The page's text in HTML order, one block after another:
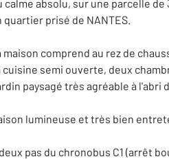
calme absolu, sur une parcelle
quartier prisé de NANTES.
maison comprend au rez de
cuisine semi ouverte, deux
paysagé très agréable à l'abri
lumineuse et très bien
pas du chronobus C1 (arrêt